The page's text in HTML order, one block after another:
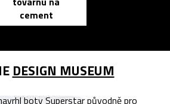
cement
DESIGN MUSEUM
boty Superstar původně pro